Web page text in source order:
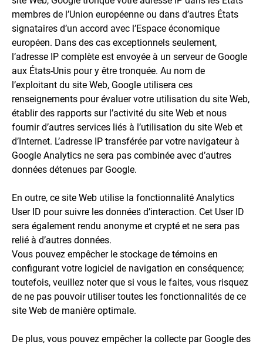
membres de l’Union européenne ou dans d’autres États
signataires d’un accord avec l’Espace économique
européen. Dans des cas exceptionnels seulement,
l’adresse IP complète est envoyée à un serveur de Google
aux États-Unis pour y être tronquée. Au nom de
l’exploitant du site Web, Google utilisera ces
renseignements pour évaluer votre utilisation du site Web,
établir des rapports sur l’activité du site Web et nous
fournir d’autres services liés à l’utilisation du site Web et
d’Internet. L’adresse IP transférée par votre navigateur à
Google Analytics ne sera pas combinée avec d’autres
données détenues par Google.
En outre, ce site Web utilise la fonctionnalité Analytics
User ID pour suivre les données d’interaction. Cet User ID
sera également rendu anonyme et crypté et ne sera pas
relié à d’autres données.
Vous pouvez empêcher le stockage de témoins en
configurant votre logiciel de navigation en conséquence;
toutefois, veuillez noter que si vous le faites, vous risquez
de ne pas pouvoir utiliser toutes les fonctionnalités de ce
site Web de manière optimale.
De plus, vous pouvez empêcher la collecte par Google des